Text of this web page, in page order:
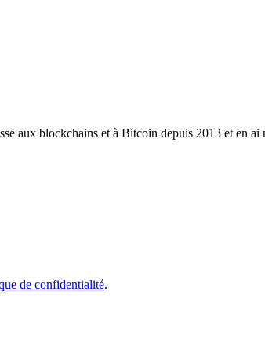
aux blockchains et à Bitcoin depuis 2013 et en
de confidentialité.